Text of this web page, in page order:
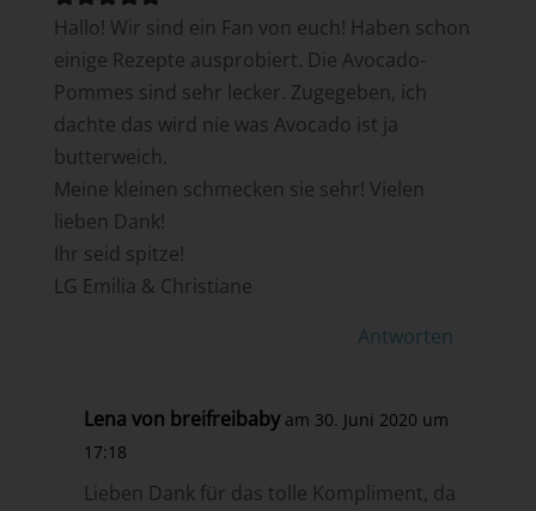
Hallo! Wir sind ein Fan von euch! Haben schon
einige Rezepte ausprobiert. Die Avocado-
Pommes sind sehr lecker. Zugegeben, ich
dachte das wird nie was Avocado ist ja
butterweich.
Meine kleinen schmecken sie sehr! Vielen
lieben Dank!
Ihr seid spitze!
LG Emilia & Christiane
Antworten
Lena von breifreibaby am 30. Juni 2020 um
17:18
Lieben Dank für das tolle Kompliment, da